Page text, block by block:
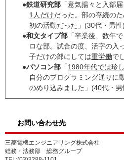
●鉄道研究部 「意気揚々と入部
1人だけだった。部の存続の
初の活動だった」(30代・男性)
●和文タイプ部 「卒業後、数年
ロな部。試合の度、活字の入
子だけの部にしては重労働で
●パソコン部 「1980年代では珍
自分のプログラミング通りに
のめり込みました」(40代・男
お問い合わせ先
三菱電機エンジニアリング株式会社
総務・法務部 総務グループ